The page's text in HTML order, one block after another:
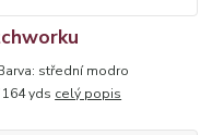
střední modro
yds celý popis